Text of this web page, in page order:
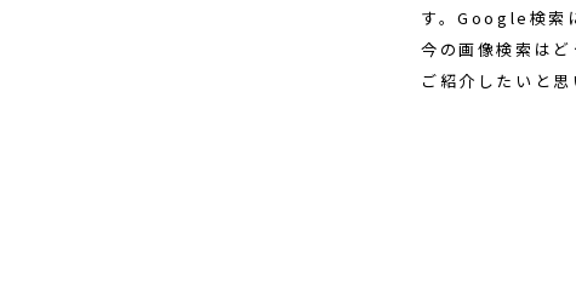
す。Google検索
今の画像検索は
ご紹介したいと思